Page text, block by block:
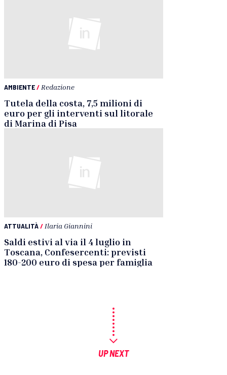
AMBIENTE/ Redazione
Tutela della costa, 7,5 milioni di
euro per gli interventi sul litorale
di Marina di Pisa
ATTUALITÀ/Ilaria Giannini
Saldi estivi al via il 4 luglio in
Toscana, Confesercenti: previsti
180-200 euro di spesa per famiglia
UP NEXT